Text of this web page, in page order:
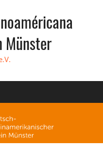
Münster